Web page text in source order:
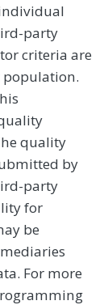
party
criteria are
population.
quality
by
party
for
be
For more